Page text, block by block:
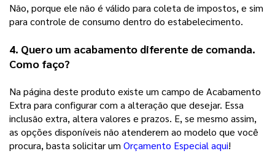
Não, porque ele não é válido para coleta de impostos, e sim
para controle de consumo dentro do estabelecimento.
4. Quero um acabamento diferente de comanda.
Como faço?
Na página deste produto existe um campo de Acabamento
Extra para configurar com a alteração que desejar. Essa
inclusão extra, altera valores e prazos. E, se mesmo assim,
as opções disponíveis não atenderem ao modelo que você
procura, basta solicitar um Orçamento Especial aqui!